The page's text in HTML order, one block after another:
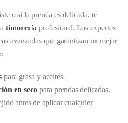
o si la prenda es delicada, te
tintorería profesional. Los expertos
avanzadas que garantizan un mejor
para grasa y aceites.
en seco para prendas delicadas.
antes de aplicar cualquier